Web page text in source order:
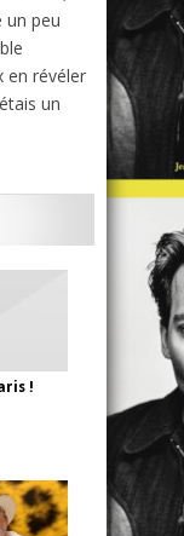
un peu
en révéler
un
!